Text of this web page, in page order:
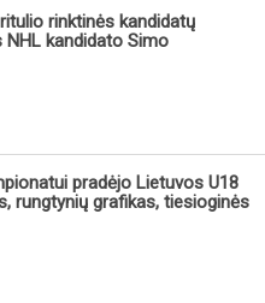
rinktinės kandidatų
kandidato Simo
pradėjo Lietuvos U18
rungtynių grafikas, tiesioginės